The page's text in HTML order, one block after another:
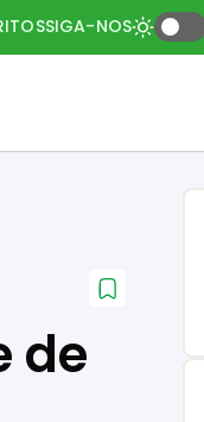
SIGA-NOS
de